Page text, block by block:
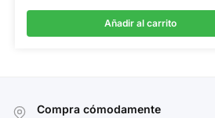
Añadir al carrito
Compra cómodamente